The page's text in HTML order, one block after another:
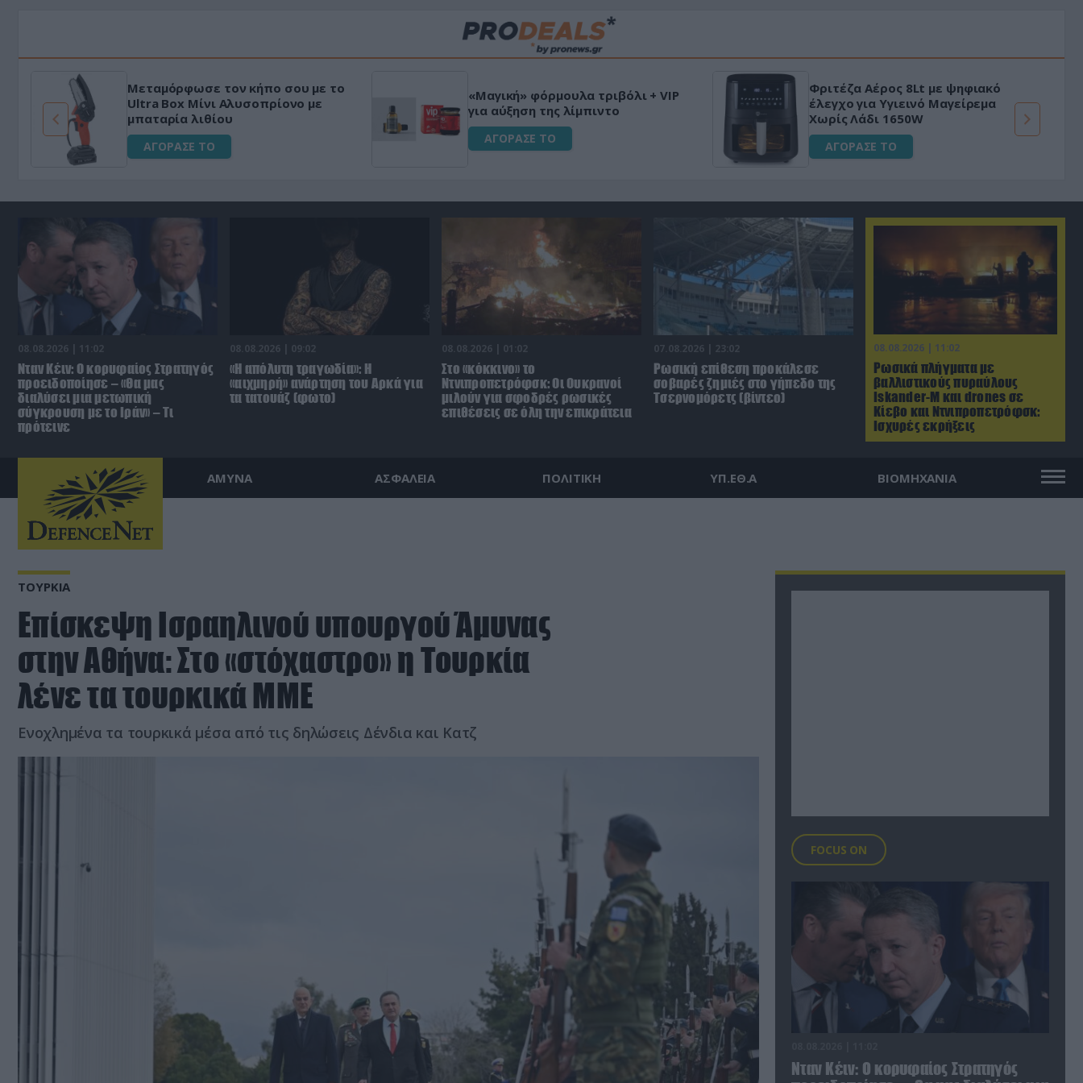
Μεταμόρφωσε τον κήπο σου με το
Ultra Box Μίνι Αλυσοπρίονο με
μπαταρία λιθίου
ΑΓΟΡΑΣΕ ΤΟ
«Μαγική» φόρμουλα τριβόλι + VIP
για αύξηση της λίμπιντο
ΑΓΟΡΑΣΕ ΤΟ
Φριτέζα Αέρος 8Lt με ψηφιακό
έλεγχο για Υγιεινό Μαγείρεμα
Χωρίς Λάδι 1650W
ΑΓΟΡΑΣΕ ΤΟ
08.08.2026 | 11:02
Ρωσικά πλήγματα με
βαλλιστικούς πυραύλους
Iskander-M και drones σε
Κίεβο και Ντνιπροπετρόφσκ:
Ισχυρές εκρήξεις
08.08.2026 | 11:02
Νταν Κέιν: Ο κορυφαίος Στρατηγός
προειδοποίησε – «Θα μας
διαλύσει μια μετωπική
σύγκρουση με το Ιράν» – Τι
πρότεινε
08.08.2026 | 09:02
«Η απόλυτη τραγωδία»: Η
«αιχμηρή» ανάρτηση του Αρκά για
τα τατουάζ (φωτο)
08.08.2026 | 01:02
Στο «κόκκινο» το
Ντνιπροπετρόφσκ: Οι Ουκρανοί
μιλούν για σφοδρές ρωσικές
επιθέσεις σε όλη την επικράτεια
07.08.2026 | 23:02
Ρωσική επίθεση προκάλεσε
σοβαρές ζημιές στο γήπεδο της
Τσερνομόρετς (βίντεο)
ΑΜΥΝΑ ΑΣΦΑΛΕΙΑ ΠΟΛΙΤΙΚΗ ΥΠ.ΕΘ.Α ΒΙΟΜΗΧΑΝΙΑ
ΤΟΥΡΚΙΑ
Επίσκεψη Ισραηλινού υπουργού Άμυνας
στην Αθήνα: Στο «στόχαστρο» η Τουρκία
λένε τα τουρκικά ΜΜΕ
Ενοχλημένα τα τουρκικά μέσα από τις δηλώσεις Δένδια και Κατζ
FOCUS ON
Νταν Κέιν: Ο κορυφαίος Στρατηγός